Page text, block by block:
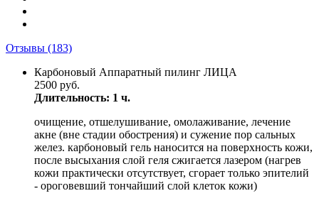
Отзывы (183)
Карбоновый Аппаратный пилинг ЛИЦА
2500 руб.
Длительность: 1 ч.
очищение, отшелушивание, омолаживание, лечение
акне (вне стадии обострения) и сужение пор сальных
желез. карбоновый гель наносится на поверхность кожи,
после высыхания слой геля сжигается лазером (нагрев
кожи практически отсутствует, сгорает только эпителий
- ороговевший тончайший слой клеток кожи)